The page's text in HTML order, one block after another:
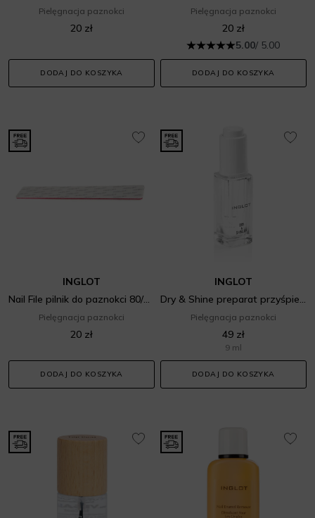
Pielęgnacja paznokci
20 zł
DODAJ DO KOSZYKA
Pielęgnacja paznokci
20 zł
5.00/ 5.00
DODAJ DO KOSZYKA
INGLOT
Nail File pilnik do paznokci 80/100
Pielęgnacja paznokci
20 zł
DODAJ DO KOSZYKA
INGLOT
Dry & Shine preparat przyśpieszający wysychanie lakieru Nf
Pielęgnacja paznokci
49 zł
9 ml
DODAJ DO KOSZYKA